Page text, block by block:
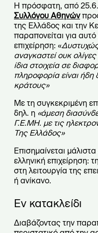
Η πρόσφατη, από
Συλλόγου Αθηνών
της Ελλάδος και την
παραπονείται για
επιχείρηση: «
αναγκαστεί ουκ
ίδια στοιχεία σε
πληροφορία είναι ήδη
κράτους»
Με τη συγκεκριμένη
δηλ. η «άμεση
Γ.Ε.ΜΗ. με τις
Της Ελλάδος»
Επισημαίνεται
ελληνική επιχείρηση:
στη λειτουργία της
ή ανίκανο.
Εν κατακλείδι
Διαβάζοντας την